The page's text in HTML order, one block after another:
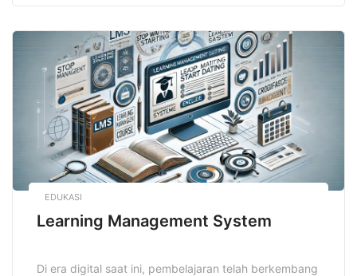
optimal. Dengan memanfaatkan teknik ini, pelajar
dapat meningkatkan motivasi serta kemampuan
berpikir kritis. Teknik […]
EDUKASI
Learning Management System
Di era digital saat ini, pembelajaran telah berkembang